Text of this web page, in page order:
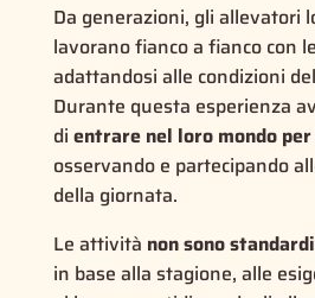
Da generazioni, gli allevatori
lavorano fianco a fianco con
adattandosi alle condizioni
Durante questa esperienza
di entrare nel loro mondo
osservando e partecipando
della giornata.
Le attività non sono
in base alla stagione, alle